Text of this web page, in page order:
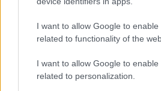
I want to allow Google to enable
related to functionality of the
I want to allow Google to enable
related to personalization.
kollektív emlékezetben.
A XX. század vége felé, amikor
nyitottabbá vált a világra, kínai
elővették a sztorit
kínaiakkal, mikor megnyitották